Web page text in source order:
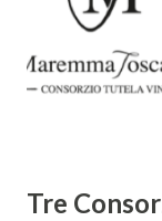
cambiamenti
complessità.
canti, composto
Tre